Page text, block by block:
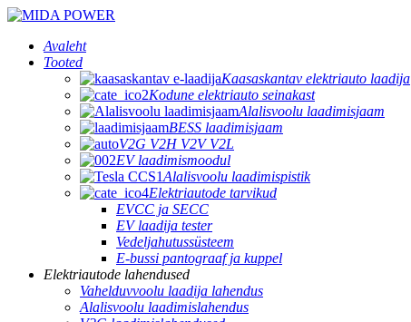
Avaleht
Tooted
Kaasaskantav elektriauto laadija
Kodune elektriauto seinakast
Alalisvoolu laadimisjaam
BESS laadimisjaam
V2G V2H V2V V2L
EV laadimismoodul
Alalisvoolu laadimispistik
Elektriautode tarvikud
EVCC ja SECC
EV laadija tester
Vedeljahutussüsteem
E-bussi pantograaf ja kuppel
Elektriautode lahendused
Vahelduvvoolu laadija lahendus
Alalisvoolu laadimislahendus